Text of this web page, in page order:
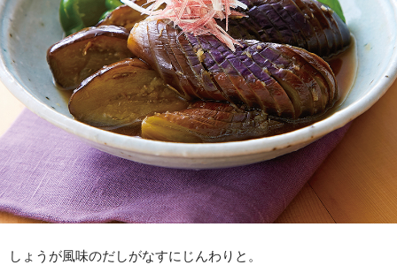
しょうが風味のだしがなすにじんわりと。